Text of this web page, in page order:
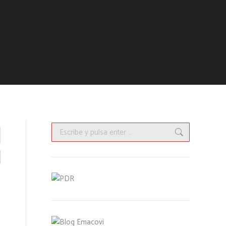
Buscar: